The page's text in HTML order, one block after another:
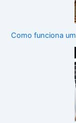
Como funciona